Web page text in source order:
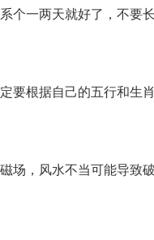
个一两天就好了，不要
根据自己的五行和生
，风水不当可能导致